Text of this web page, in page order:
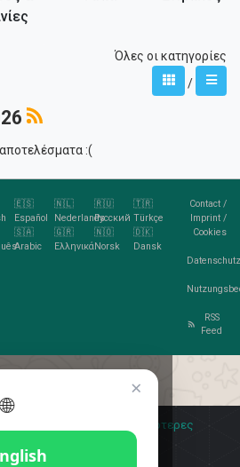
Όλες οι κατηγορίες
/
:(
🇪🇸
Español
🇳🇱
Nederlands
🇷🇺
Русский
🇹🇷
Türkçe
🇸🇦
Arabic
🇬🇷
Ελληνικά
🇳🇴
Norsk
🇩🇰
Dansk
Contact/
Imprint/
Cookies
RSS
Feed
Περισσότερες
×
🌐